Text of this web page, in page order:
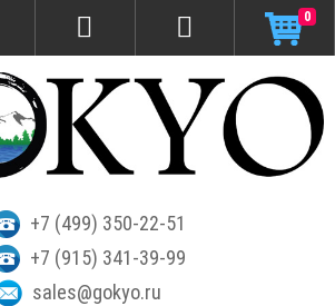
+7 (499) 350-22-51
+7 (915) 341-39-99
sales@gokyo.ru
0